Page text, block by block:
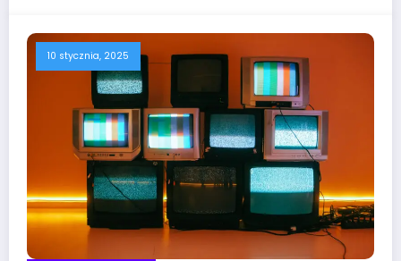
10 stycznia, 2025